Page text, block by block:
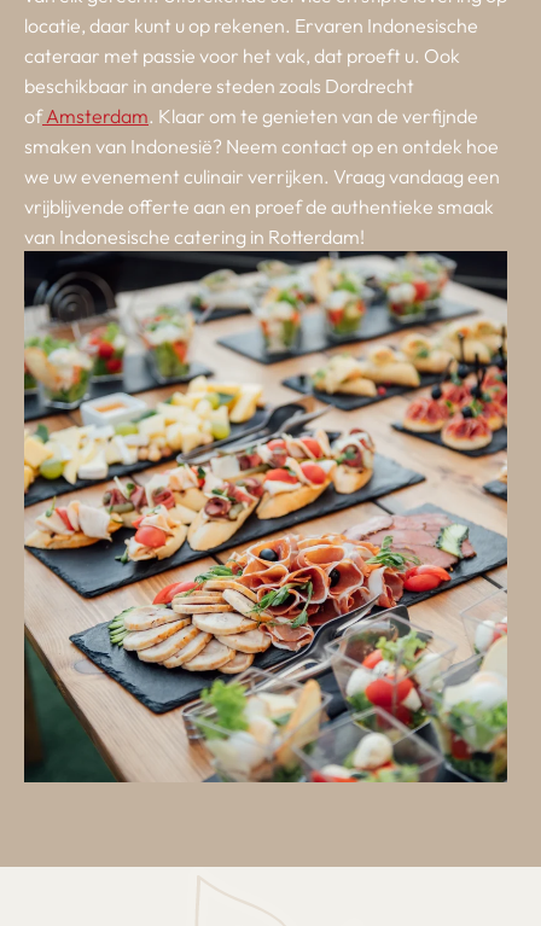
locatie, daar kunt u op rekenen. Ervaren Indonesische
cateraar met passie voor het vak, dat proeft u. Ook
beschikbaar in andere steden zoals Dordrecht
ofAmsterdam. Klaar om te genieten van de verfijnde
smaken van Indonesië? Neem contact op en ontdek hoe
we uw evenement culinair verrijken. Vraag vandaag een
vrijblijvende offerte aan en proef de authentieke smaak
van Indonesische catering in Rotterdam!